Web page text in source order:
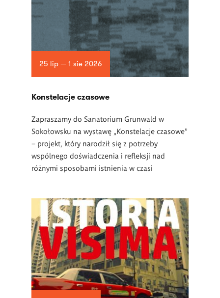
25 lip — 1 sie 2026
Konstelacje czasowe
Zapraszamy do Sanatorium Grunwald w
Sokołowsku na wystawę „Konstelacje czasowe”
– projekt, który narodził się z potrzeby
wspólnego doświadczenia i refleksji nad
różnymi sposobami istnienia w czasi